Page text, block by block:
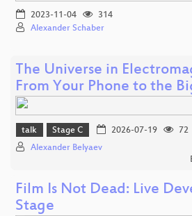
2023-11-04
314
Alexander Schaber
The Universe in
From Your Phone to the
talk Stage C 2026-07-19
72
Alexander Belyaev
Film Is Not Dead: Live
Stage